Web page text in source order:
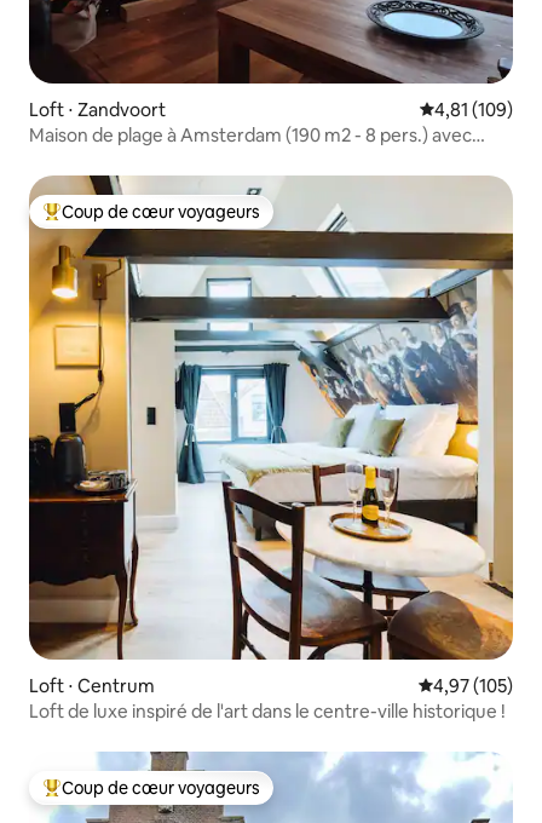
Loft ⋅ Zandvoort Évaluation
4,81 (109)
Maison de plage à Amsterdam (190 m2 - 8 pers.) avec
Coups de cœur voyageurs les plus appréciés
Coup de cœur voyageurs
Loft ⋅ Centrum Évaluation
4,97 (105)
Loft de luxe inspiré de l'art dans le centre-ville historique !
Coups de cœur voyageurs les plus appréciés
Coup de cœur voyageurs